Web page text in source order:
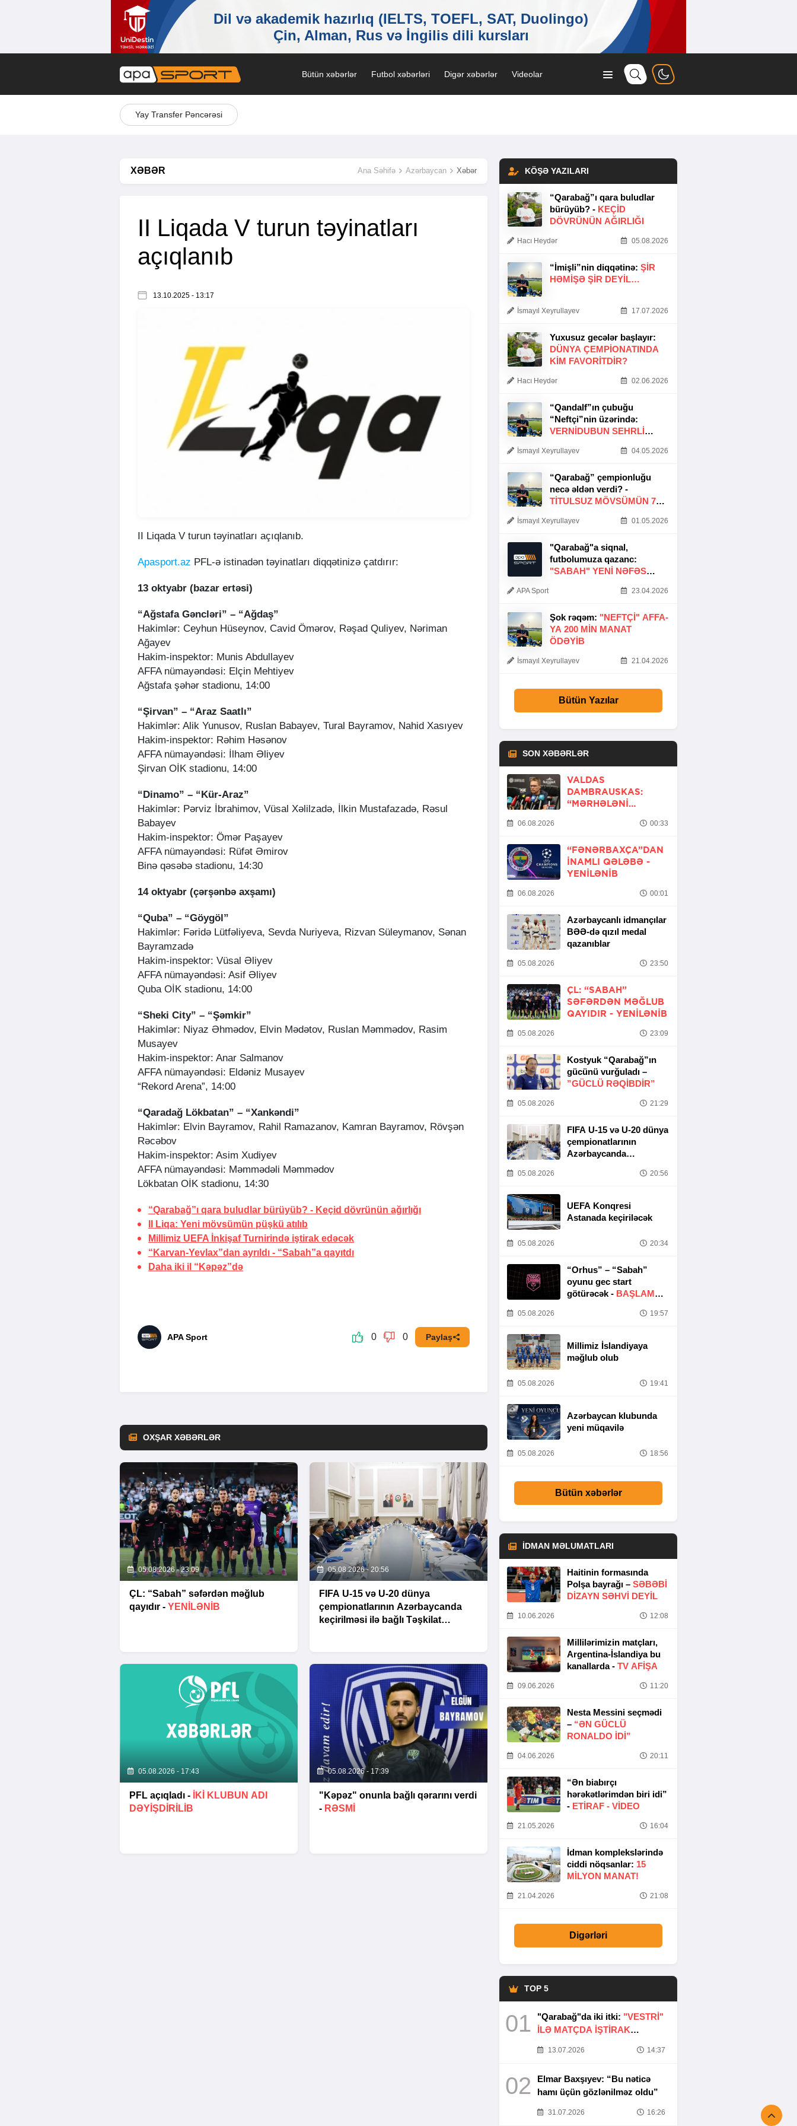
Bütün xəbərlər Futbol xəbərləri Digər xəbərlər Videolar
Yay Transfer Pəncərəsi
XƏBƏR Ana Səhifə Azərbaycan Xəbər
II Liqada V turun təyinatları
açıqlanıb
13.10.2025 - 13:17
II Liqada V turun təyinatları açıqlanıb.
Apasport.az PFL-ə istinadən təyinatları diqqətinizə çatdırır:
13 oktyabr (bazar ertəsi)
“Ağstafa Gəncləri” – “Ağdaş”
Hakimlər: Ceyhun Hüseynov, Cavid Ömərov, Rəşad Quliyev, Nəriman
Ağayev
Hakim-inspektor: Munis Abdullayev
AFFA nümayəndəsi: Elçin Mehtiyev
Ağstafa şəhər stadionu, 14:00
“Şirvan” – “Araz Saatlı”
Hakimlər: Alik Yunusov, Ruslan Babayev, Tural Bayramov, Nahid Xasıyev
Hakim-inspektor: Rəhim Həsənov
AFFA nümayəndəsi: İlham Əliyev
Şirvan OİK stadionu, 14:00
“Dinamo” – “Kür-Araz”
Hakimlər: Pərviz İbrahimov, Vüsal Xəlilzadə, İlkin Mustafazadə, Rəsul
Babayev
Hakim-inspektor: Ömər Paşayev
AFFA nümayəndəsi: Rüfət Əmirov
Binə qəsəbə stadionu, 14:30
14 oktyabr (çərşənbə axşamı)
“Quba” – “Göygöl”
Hakimlər: Fəridə Lütfəliyeva, Sevda Nuriyeva, Rizvan Süleymanov, Sənan
Bayramzadə
Hakim-inspektor: Vüsal Əliyev
AFFA nümayəndəsi: Asif Əliyev
Quba OİK stadionu, 14:00
“Sheki City” – “Şəmkir”
Hakimlər: Niyaz Əhmədov, Elvin Mədətov, Ruslan Məmmədov, Rasim
Musayev
Hakim-inspektor: Anar Salmanov
AFFA nümayəndəsi: Eldəniz Musayev
“Rekord Arena”, 14:00
“Qaradağ Lökbatan” – “Xankəndi”
Hakimlər: Elvin Bayramov, Rahil Ramazanov, Kamran Bayramov, Rövşən
Rəcəbov
Hakim-inspektor: Asim Xudiyev
AFFA nümayəndəsi: Məmmədəli Məmmədov
Lökbatan OİK stadionu, 14:30
“Qarabağ”ı qara buludlar bürüyüb? - Keçid dövrünün ağırlığı
II Liqa: Yeni mövsümün püşkü atılıb
Millimiz UEFA İnkişaf Turnirində iştirak edəcək
“Karvan-Yevlax”dan ayrıldı - “Sabah”a qayıtdı
Daha iki il “Kəpəz”də
APA Sport 0 0 Paylaş
OXŞAR XƏBƏRLƏR
05.08.2026 - 23:09
ÇL: “Sabah” səfərdən məğlub
qayıdır - YENİLƏNİB
05.08.2026 - 20:56
FIFA U-15 və U-20 dünya
çempionatlarının Azərbaycanda
keçirilməsi ilə bağlı Təşkilat
05.08.2026 - 17:43
PFL açıqladı -
İKİ KLUBUN ADI
DƏYİŞDİRİLİB
05.08.2026 - 17:39
"Kəpəz" onunla bağlı qərarını verdi
- RƏSMİ
KÖŞƏ YAZILARI
“Qarabağ”ı qara buludlar
bürüyüb? - KEÇID
DÖVRÜNÜN AĞIRLIĞI
Hacı Heydər 05.08.2026
“İmişli”nin diqqətinə: ŞIR
HƏMIŞƏ ŞIR DEYIL…
İsmayıl Xeyrullayev 17.07.2026
Yuxusuz gecələr başlayır:
DÜNYA ÇEMPIONATINDA
KIM FAVORITDIR?
Hacı Heydər 02.06.2026
“Qandalf”ın çubuğu
“Neftçi”nin üzərində:
VERNİDUBUN SEHRLİ
İsmayıl Xeyrullayev 04.05.2026
“Qarabağ” çempionluğu
necə əldən verdi? -
TITULSUZ MÖVSÜMÜN 7
İsmayıl Xeyrullayev 01.05.2026
"Qarabağ"a siqnal,
futbolumuza qazanc:
"SABAH" YENI NƏFƏS
APA Sport 23.04.2026
Şok rəqəm: "NEFTÇI" AFFA-
YA 200 MIN MANAT
ÖDƏYIB
İsmayıl Xeyrullayev 21.04.2026
Bütün Yazılar
SON XƏBƏRLƏR
VALDAS
DAMBRAUSKAS:
“MƏRHƏLƏNI
06.08.2026 00:33
“FƏNƏRBAXÇA”DAN
INAMLI QƏLƏBƏ -
YENİLƏNİB
06.08.2026 00:01
Azərbaycanlı idmançılar
BƏƏ-də qızıl medal
qazanıblar
05.08.2026 23:50
ÇL: “SABAH”
SƏFƏRDƏN MƏĞLUB
QAYIDIR - YENİLƏNİB
05.08.2026 23:09
Kostyuk “Qarabağ”ın
gücünü vurğuladı –
”GÜCLÜ RƏQİBDİR”
05.08.2026 21:29
FIFA U-15 və U-20 dünya
çempionatlarının
Azərbaycanda
Təşkilat Komitəsinin
05.08.2026 20:56
UEFA Konqresi
Astanada keçiriləcək
05.08.2026 20:34
“Orhus” – “Sabah”
oyunu gec start
götürəcək - BAŞLAMA
05.08.2026 19:57
Millimiz İslandiyaya
məğlub olub
05.08.2026 19:41
Azərbaycan klubunda
yeni müqavilə
05.08.2026 18:56
Bütün xəbərlər
İDMAN MƏLUMATLARI
Haitinin formasında
Polşa bayrağı – SƏBƏBI
DIZAYN SƏHVI DEYIL
10.06.2026 12:08
Millilərimizin matçları,
Argentina-İslandiya bu
kanallarda - TV AFİŞA
09.06.2026 11:20
Nesta Messini seçmədi
– “ƏN GÜCLÜ
RONALDO IDI”
04.06.2026 20:11
“Ən biabırçı
hərəkətlərimdən biri idi”
- ETIRAF - VİDEO
21.05.2026 16:04
İdman komplekslərində
ciddi nöqsanlar: 15
MILYON MANAT!
21.04.2026 21:08
Digərləri
TOP 5
01 "Qarabağ"da iki itki: "VESTRİ"
İLƏ MATÇDA İŞTİRAK
13.07.2026 14:37
02
Elmar Baxşıyev: “Bu nəticə
hamı üçün gözlənilməz oldu”
31.07.2026 16:26